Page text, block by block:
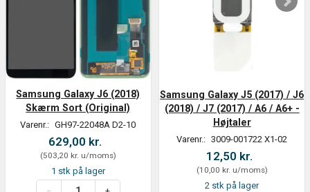
Samsung Galaxy J6 (2018)
Skærm Sort (Original)
Varenr.: GH97-22048A D2-10
629,00 kr.
(503,20 kr. u/moms)
1 stk på lager
Samsung Galaxy J5 (2017) / J6
(2018) / J7 (2017) / A6 / A6+ -
Højtaler
Varenr.: 3009-001722 X1-02
12,50 kr.
(10,00 kr. u/moms)
2 stk på lager